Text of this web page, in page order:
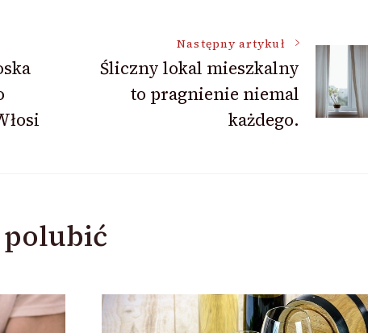
Następny artykuł
Śliczny lokal mieszkalny
to pragnienie niemal
każdego.